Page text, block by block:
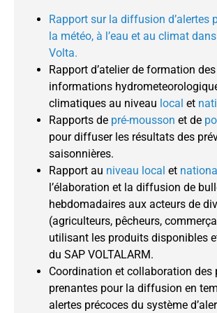
Rapport sur la diffusion d’alertes
la météo, à l’eau et au climat
Volta.
Rapport d’atelier de formation
informations
climatiques au niveau local et
Rapports de pré-mousson et de
pour diffuser les résultats des
saisonnières.
Rapport au niveau local et
l’élaboration et la diffusion de
hebdomadaires aux acteurs de
(agriculteurs, pêcheurs,
utilisant les produits disponibles
du SAP VOLTALARM.
Coordination et collaboration des
prenantes pour la diffusion en
alertes précoces du système